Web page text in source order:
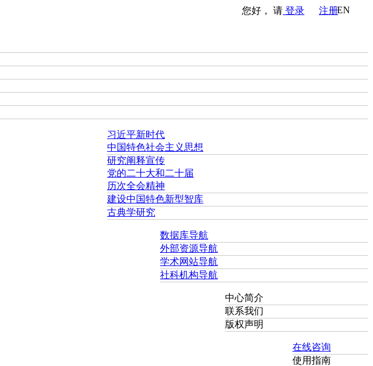
您好， 请 登录 注册EN
习近平新时代
中国特色社会主义思想
研究阐释宣传
党的二十大和二十届
历次全会精神
建设中国特色新型智库
古典学研究
数据库导航
外部资源导航
学术网站导航
社科机构导航
中心简介
联系我们
版权声明
在线咨询
使用指南